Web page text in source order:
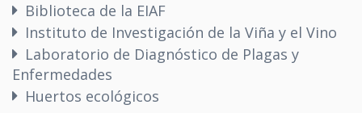
Biblioteca de la EIAF
Instituto de Investigación de la Viña y el Vino
Laboratorio de Diagnóstico de Plagas y
Enfermedades
Huertos ecológicos